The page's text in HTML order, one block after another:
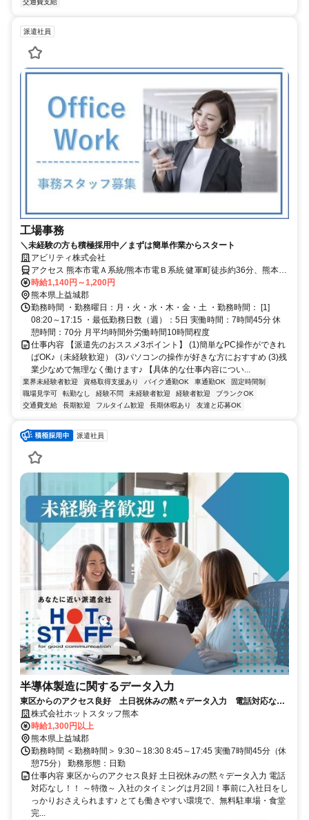
交通費支給
派遣社員
工場事務
＼未経験の方も積極採用中／まずは簡単作業からスタート
アビリティ株式会社
アクセス 熊本市電Ａ系統/熊本市電Ｂ系統 健軍町徒歩約36分、熊本市
電Ａ系統 健軍交番前徒歩約41分、熊本市電Ａ系統/熊本市電Ｂ系統 動
植物園入口徒歩約44分
時給1,140円～1,200円
熊本県上益城郡
勤務時間 ・勤務曜日：月・火・水・木・金・土 ・勤務時間： [1]
08:20～17:15 ・最低勤務日数（週）：5日 実働時間：7時間45分 休
憩時間：70分 月平均時間外労働時間10時間程度
仕事内容 【派遣先のおススメ3ポイント】 (1)簡単なPC操作ができれ
ばOK♪（未経験歓迎） (3)パソコンの操作が好きな方におすすめ (3)残
業少なめで無理なく働けます♪ 【具体的な仕事内容につい...
業界未経験者歓迎 資格取得支援あり バイク通勤OK 車通勤OK
固定時間制
職場見学可
転勤なし 経験不問 未経験者歓迎 経験者歓迎
ブランクOK
交通費支給
長期歓迎 フルタイム歓迎 長期休暇あり 友達と応募OK
派遣社員
半導体製造に関するデータ入力
東区からのアクセス良好 土日祝休みの黙々データ入力 電話対応な
し！！
株式会社ホットスタッフ熊本
時給1,300円以上
熊本県上益城郡
勤務時間 ＜勤務時間＞ 9:30～18:30 8:45～17:45 実働7時間45分（休
憩75分） 勤務形態：日勤
仕事内容 東区からのアクセス良好 土日祝休みの黙々データ入力 電話
対応なし！！ ～特徴～ 入社のタイミングは月2回！事前に入社日をし
っかりおさえられます♪ とても働きやすい環境で、無料駐車場・食堂
完...